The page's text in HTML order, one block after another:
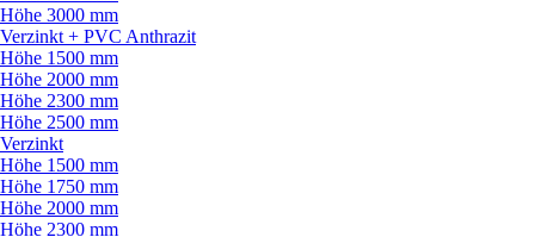
Höhe 3000 mm
Verzinkt + PVC Anthrazit
Höhe 1500 mm
Höhe 2000 mm
Höhe 2300 mm
Höhe 2500 mm
Verzinkt
Höhe 1500 mm
Höhe 1750 mm
Höhe 2000 mm
Höhe 2300 mm